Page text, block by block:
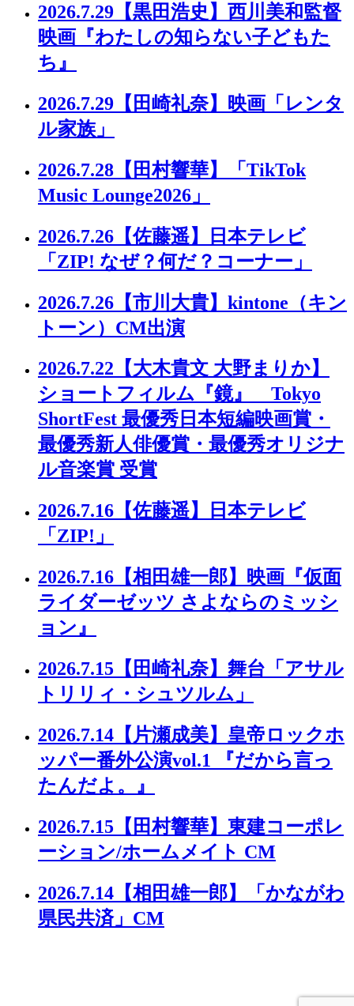
2026.7.29 【黒田浩史】西川美和監督
映画『わたしの知らない子どもた
ち』
2026.7.29 【田崎礼奈】映画「レンタ
ル家族」
2026.7.28 【田村響華】「TikTok
Music Lounge2026」
2026.7.26 【佐藤遥】日本テレビ
「ZIP! なぜ？何だ？コーナー」
2026.7.26 【市川大貴】kintone（キン
トーン）CM出演
2026.7.22 【大木貴文 大野まりか】
ショートフィルム『鏡』 Tokyo
ShortFest 最優秀日本短編映画賞・
最優秀新人俳優賞・最優秀オリジナ
ル音楽賞 受賞
2026.7.16 【佐藤遥】日本テレビ
「ZIP!」
2026.7.16 【相田雄一郎】映画『仮面
ライダーゼッツ さよならのミッシ
ョン』
2026.7.15 【田崎礼奈】舞台「アサル
トリリィ・シュツルム」
2026.7.14 【片瀬成美】皇帝ロックホ
ッパー番外公演vol.1 『だから言っ
たんだよ。』
2026.7.15 【田村響華】東建コーポレ
ーション/ホームメイト CM
2026.7.14 【相田雄一郎】「かながわ
県民共済」CM